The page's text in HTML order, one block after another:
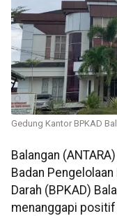
Gedung Kantor BPKAD
Balangan
Badan
Darah (BPKAD)
menanggapi